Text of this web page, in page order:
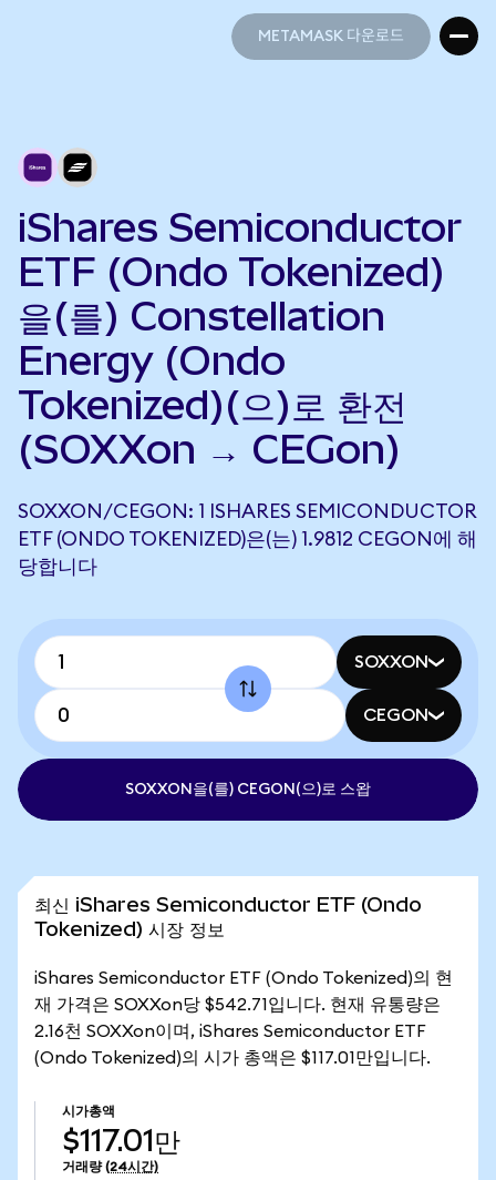
METAMASK 다운로드
iShares Semiconductor
ETF (Ondo Tokenized)
을(를) Constellation
Energy (Ondo
Tokenized)(으)로 환전
(SOXXon → CEGon)
SOXXON/CEGON: 1 ISHARES SEMICONDUCTOR
ETF (ONDO TOKENIZED)은(는) 1.9812 CEGON에 해
당합니다
SOXXON
CEGON
SOXXON을(를) CEGON(으)로 스왑
최신 iShares Semiconductor ETF (Ondo
Tokenized) 시장 정보
iShares Semiconductor ETF (Ondo Tokenized)의 현
재 가격은 SOXXon당 $542.71입니다. 현재 유통량은
2.16천 SOXXon이며, iShares Semiconductor ETF
(Ondo Tokenized)의 시가 총액은 $117.01만입니다.
시가총액
$117.01만
거래량 (24시간)